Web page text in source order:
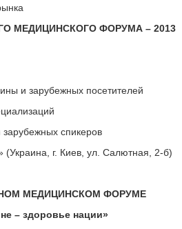
МЕДИЦИНСКОГО ФОРУМА – 2013
и зарубежных посетителей
зарубежных спикеров
(Украина, г. Киев, ул. Салютная, 2-б)
МЕДИЦИНСКОМ ФОРУМЕ
– здоровье нации»